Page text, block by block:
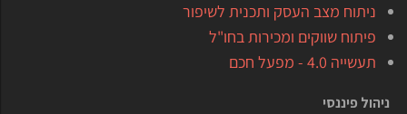
ניתוח מצב העסק ותכנית לשיפור
פיתוח שווקים ומכירות בחו"ל
תעשייה 4.0 - מפעל חכם
ניהול פיננסי